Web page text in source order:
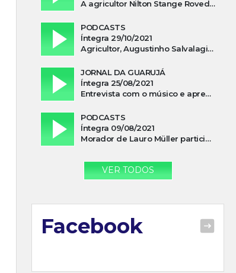
A agricultor Nilton Stange Roveda, afirma ter recebido ajuda espiritual durante acidente
PODCASTS
Íntegra 29/10/2021
Agricultor, Augustinho Salvalagio, relata sobre aparição do Cavaleiro Negro no Rio das Furnas
JORNAL DA GUARUJÁ
Íntegra 25/08/2021
Entrevista com o músico e apresentador, Lismael Ferrareis, no Cidade e Campo
PODCASTS
Íntegra 09/08/2021
Morador de Lauro Müller participa de motociata em apoio a Bolsonaro
VER TODOS
Facebook